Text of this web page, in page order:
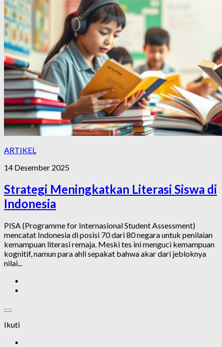
ARTIKEL
14 Desember 2025
Strategi Meningkatkan Literasi Siswa di
Indonesia
PISA (Programme for Internasional Student Assessment)
mencatat Indonesia di posisi 70 dari 80 negara untuk penilaian
kemampuan literasi remaja. Meski tes ini menguci kemampuan
kognitif, namun para ahli sepakat bahwa akar dari jebloknya
nilai...
Ikuti